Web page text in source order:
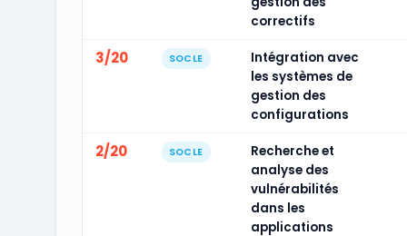
correctifs
3/20 SOCLE
Intégration avec
les systèmes de
gestion des
configurations
2/20 SOCLE
Recherche et
analyse des
vulnérabilités
dans les
applications